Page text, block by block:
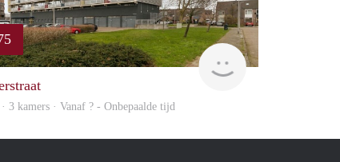
Woning
· 3 kamers · Vanaf ? - Onbepaalde tijd